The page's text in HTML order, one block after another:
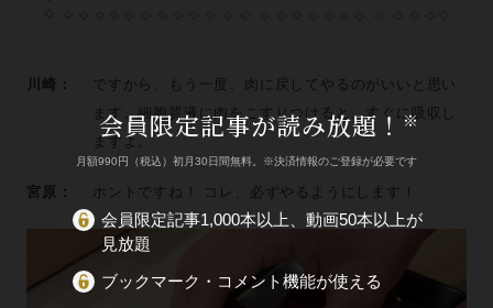
川崎：
ですから、もう一度、肉に戻してやるのがいいと思い
ます。細胞質液に肉をこすりつけると、すぐに吸収し
ますよ。
宮原： ホントですね！ コレ、必ずやるようにします！
会員限定記事が読み放題！※
月額990円（税込）初月30日間無料。※決済情報のご登録が必要です
会員限定記事1,000本以上、動画50本以上が
見放題
ブックマーク・コメント機能が使える